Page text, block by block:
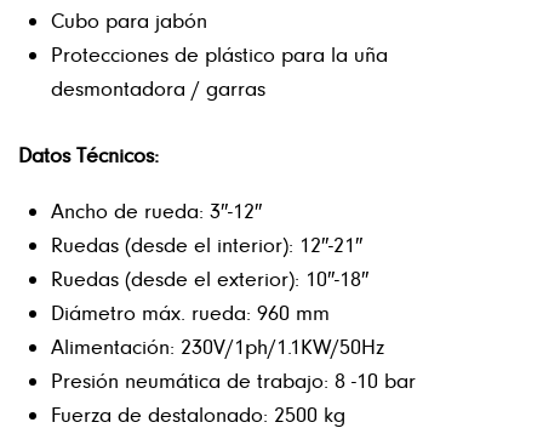
Cubo para jabón
Protecciones de plástico para la uña
desmontadora / garras
Datos Técnicos:
Ancho de rueda: 3″-12″
Ruedas (desde el interior): 12″-21″
Ruedas (desde el exterior): 10″-18″
Diámetro máx. rueda: 960 mm
Alimentación: 230V/1ph/1.1KW/50Hz
Presión neumática de trabajo: 8 -10 bar
Fuerza de destalonado: 2500 kg